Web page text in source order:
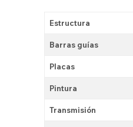
Estructura
Barras guías
Placas
Pintura
Transmisión